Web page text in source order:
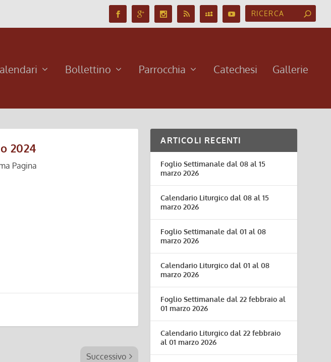
Bollettino Parrocchia Catechesi Gallerie
2024
Pagina
Successivo
ARTICOLI RECENTI
Foglio Settimanale dal 08 al 15
marzo 2026
Calendario Liturgico dal 08 al 15
marzo 2026
Foglio Settimanale dal 01 al 08
marzo 2026
Calendario Liturgico dal 01 al 08
marzo 2026
Foglio Settimanale dal 22 febbraio al
01 marzo 2026
Calendario Liturgico dal 22 febbraio
al 01 marzo 2026